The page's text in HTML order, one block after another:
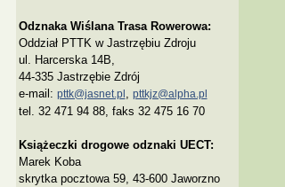
Odznaka Wiślana Trasa Rowerowa:
Oddział PTTK w Jastrzębiu Zdroju
ul. Harcerska 14B,
44-335 Jastrzębie Zdrój
e-mail: pttk@jasnet.pl pttkjz@alpha.pl
tel. 32 471 94 88, faks 32 475 16 70
Książeczki drogowe odznaki UECT:
Marek Koba
skrytka pocztowa 59, 43-600 Jaworzno